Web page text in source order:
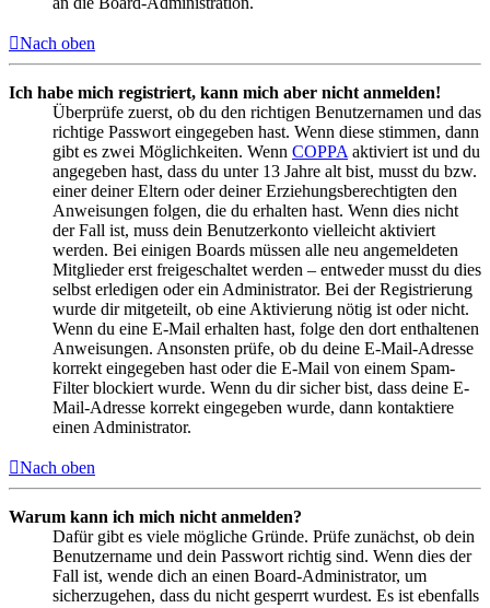
Nach oben
Ich habe mich registriert, kann mich aber nicht anmelden!
Überprüfe zuerst, ob du den richtigen Benutzernamen und das
richtige Passwort eingegeben hast. Wenn diese stimmen, dann
gibt es zwei Möglichkeiten. Wenn COPPA aktiviert ist und du
angegeben hast, dass du unter 13 Jahre alt bist, musst du bzw.
einer deiner Eltern oder deiner Erziehungsberechtigten den
Anweisungen folgen, die du erhalten hast. Wenn dies nicht
der Fall ist, muss dein Benutzerkonto vielleicht aktiviert
werden. Bei einigen Boards müssen alle neu angemeldeten
Mitglieder erst freigeschaltet werden – entweder musst du dies
selbst erledigen oder ein Administrator. Bei der Registrierung
wurde dir mitgeteilt, ob eine Aktivierung nötig ist oder nicht.
Wenn du eine E-Mail erhalten hast, folge den dort enthaltenen
Anweisungen. Ansonsten prüfe, ob du deine E-Mail-Adresse
korrekt eingegeben hast oder die E-Mail von einem Spam-
Filter blockiert wurde. Wenn du dir sicher bist, dass deine E-
Mail-Adresse korrekt eingegeben wurde, dann kontaktiere
einen Administrator.
Nach oben
Warum kann ich mich nicht anmelden?
Dafür gibt es viele mögliche Gründe. Prüfe zunächst, ob dein
Benutzername und dein Passwort richtig sind. Wenn dies der
Fall ist, wende dich an einen Board-Administrator, um
sicherzugehen, dass du nicht gesperrt wurdest. Es ist ebenfalls